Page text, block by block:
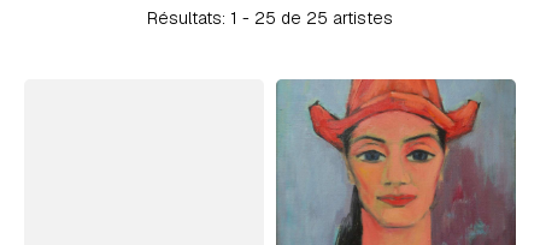
Résultats: 1 - 25 de 25 artistes